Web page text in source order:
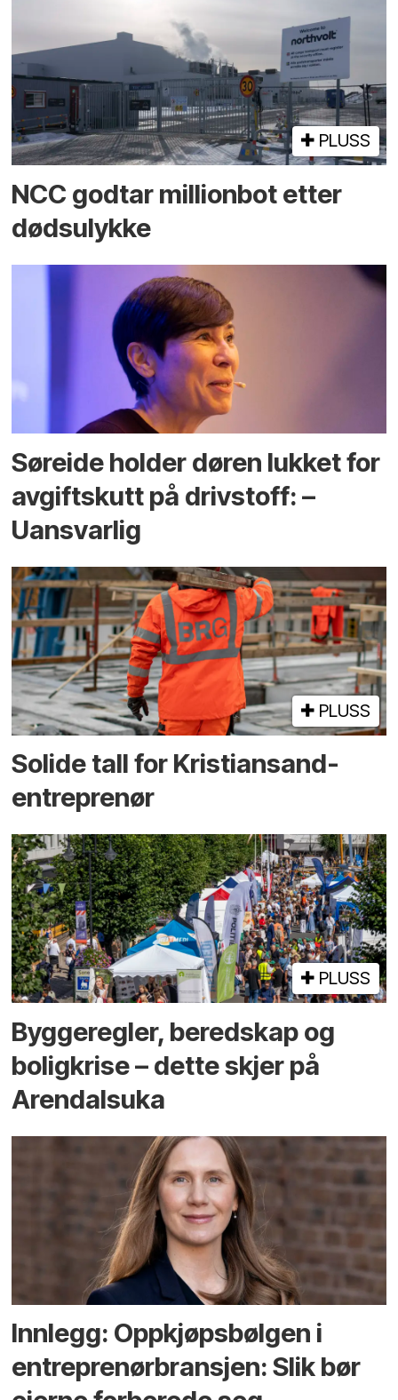
PLUSS
NCC godtar millionbot etter
dødsulykke
Søreide holder døren lukket for
avgiftskutt på drivstoff: –
Uansvarlig
PLUSS
Solide tall for Kristiansand-
entreprenør
PLUSS
Bygge­regler, beredskap og
bolig­krise – dette skjer på
Arendals­uka
Innlegg: Oppkjøps­bølgen i
entreprenør­bransjen: Slik bør